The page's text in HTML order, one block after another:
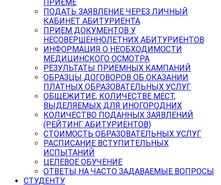
ПРИЕМЕ
ПОДАТЬ ЗАЯВЛЕНИЕ ЧЕРЕЗ ЛИЧНЫЙ
КАБИНЕТ АБИТУРИЕНТА
ПРИЕМ ДОКУМЕНТОВ У
НЕСОВЕРШЕННОЛЕТНИХ АБИТУРИЕНТОВ
ИНФОРМАЦИЯ О НЕОБХОДИМОСТИ
МЕДИЦИНСКОГО ОСМОТРА
РЕЗУЛЬТАТЫ ПРИЕМНЫХ КАМПАНИЙ
ОБРАЗЦЫ ДОГОВОРОВ ОБ ОКАЗАНИИ
ПЛАТНЫХ ОБРАЗОВАТЕЛЬНЫХ УСЛУГ
ОБЩЕЖИТИЕ, КОЛИЧЕСТВЕ МЕСТ,
ВЫДЕЛЯЕМЫХ ДЛЯ ИНОГОРОДНИХ
КОЛИЧЕСТВО ПОДАННЫХ ЗАЯВЛЕНИЙ
(РЕЙТИНГ АБИТУРИЕНТОВ)
СТОИМОСТЬ ОБРАЗОВАТЕЛЬНЫХ УСЛУГ
РАСПИСАНИЕ ВСТУПИТЕЛЬНЫХ
ИСПЫТАНИЙ
ЦЕЛЕВОЕ ОБУЧЕНИЕ
ОТВЕТЫ НА ЧАСТО ЗАДАВАЕМЫЕ ВОПРОСЫ
СТУДЕНТУ